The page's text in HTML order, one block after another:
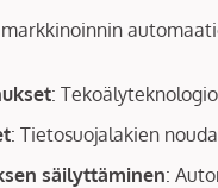
:
: Tietosuojalakien
säilyttäminen: